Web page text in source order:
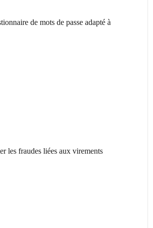
de mots de passe adapté à
les fraudes liées aux virements